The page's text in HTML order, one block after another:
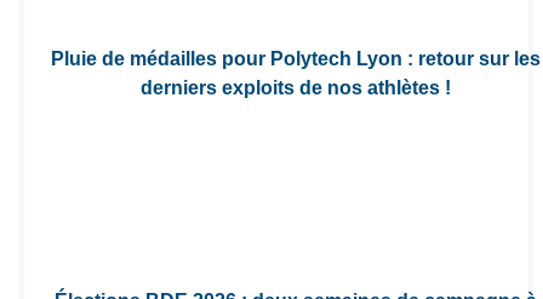
Pluie de médailles pour Polytech Lyon : retour sur les
derniers exploits de nos athlètes !